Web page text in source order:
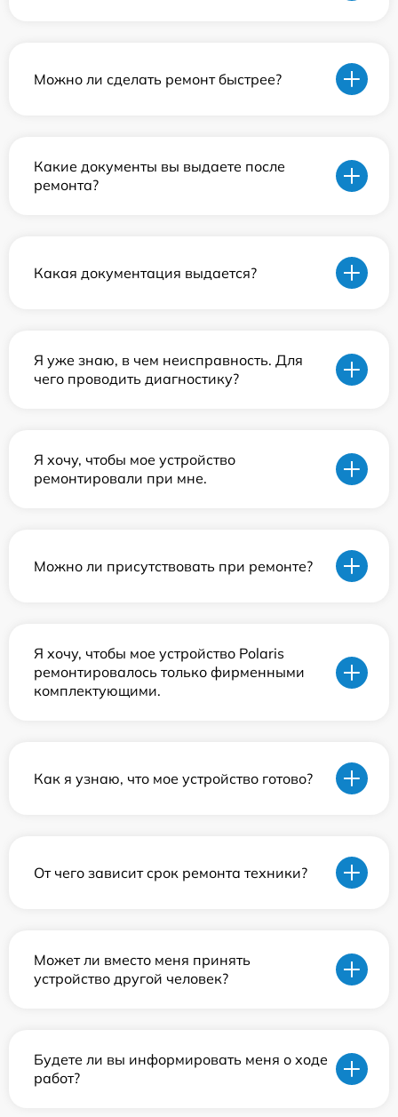
Можно ли сделать ремонт быстрее?
Какие документы вы выдаете после
ремонта?
Какая документация выдается?
Я уже знаю, в чем неисправность. Для
чего проводить диагностику?
Я хочу, чтобы мое устройство
ремонтировали при мне.
Можно ли присутствовать при ремонте?
Я хочу, чтобы мое устройство Polaris
ремонтировалось только фирменными
комплектующими.
Как я узнаю, что мое устройство готово?
От чего зависит срок ремонта техники?
Может ли вместо меня принять
устройство другой человек?
Будете ли вы информировать меня о ходе
работ?